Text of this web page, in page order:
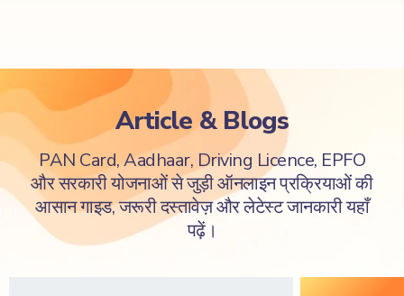
Article & Blogs
PAN Card, Aadhaar, Driving Licence, EPFO
और सरकारी योजनाओं से जुड़ी ऑनलाइन प्रक्रियाओं की
आसान गाइड, जरूरी दस्तावेज़ और लेटेस्ट जानकारी यहाँ
पढ़ें।